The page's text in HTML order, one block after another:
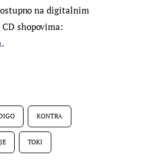
na digitalnim
shopovima:
.
KONTRA
TOKI